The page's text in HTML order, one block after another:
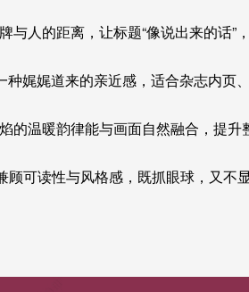
与人的距离，让标题“像说出来的话”
种娓娓道来的亲近感，适合杂志内页
的温暖韵律能与画面自然融合，提升
顾可读性与风格感，既抓眼球，又不